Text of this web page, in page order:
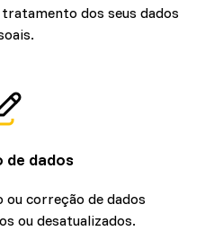
dos seus dados
de dados
correção de dados
ou desatualizados.